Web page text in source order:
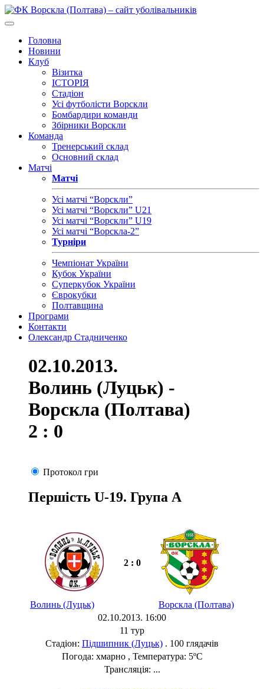
Головна
Новини
Клуб
Візитка
ІСТОРІЯ
Стадіон
Усі футболісти Ворскли
Бомбардири команди
Збірники Ворскли
Команда
Тренерський склад
Основний склад
Матчі
Матчі
Усі матчі “Ворскли”
Усі матчі “Ворскли” U21
Усі матчі “Ворскли” U19
Усі матчі “Ворскла-2”
Турніри
Чемпіонат України
Кубок України
Суперкубок України
Єврокубки
Полтавщина
Програми
Контакти
Олександр Стадниченко
02.10.2013.
Волинь (Луцьк) -
Ворскла (Полтава)
2 : 0
Протокол гри
Першість U-19. Група А
2 : 0
Волинь (Луцьк)
Ворскла (Полтава)
02.10.2013. 16:00
11 тур
Стадіон: Підшипник (Луцьк) . 100 глядачів
Погода: хмарно , Температура: 5ºC
Трансляція: ...